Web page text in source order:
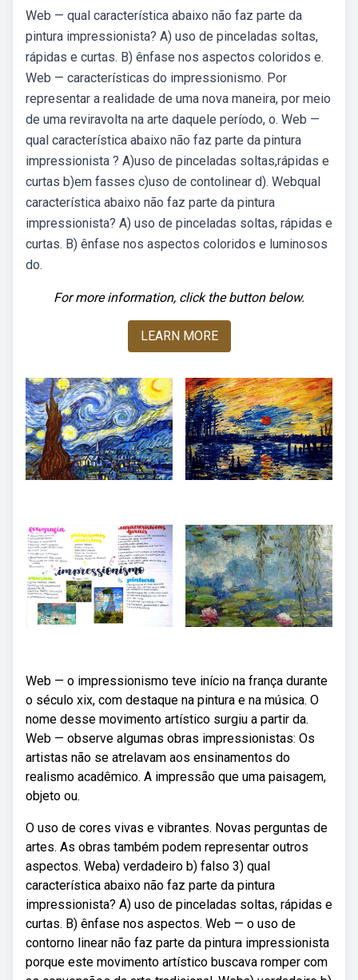
Web — qual característica abaixo não faz parte da
pintura impressionista? A) uso de pinceladas soltas,
rápidas e curtas. B) ênfase nos aspectos coloridos e.
Web — características do impressionismo. Por
representar a realidade de uma nova maneira, por meio
de uma reviravolta na arte daquele período, o. Web —
qual característica abaixo não faz parte da pintura
impressionista ? A)uso de pinceladas soltas,rápidas e
curtas b)em fasses c)uso de contolinear d). Webqual
característica abaixo não faz parte da pintura
impressionista? A) uso de pinceladas soltas, rápidas e
curtas. B) ênfase nos aspectos coloridos e luminosos
do.
For more information, click the button below.
LEARN MORE
Web — o impressionismo teve início na frança durante
o século xix, com destaque na pintura e na música. O
nome desse movimento artístico surgiu a partir da.
Web — observe algumas obras impressionistas: Os
artistas não se atrelavam aos ensinamentos do
realismo acadêmico. A impressão que uma paisagem,
objeto ou.
O uso de cores vivas e vibrantes. Novas perguntas de
artes. As obras também podem representar outros
aspectos. Weba) verdadeiro b) falso 3) qual
característica abaixo não faz parte da pintura
impressionista? A) uso de pinceladas soltas, rápidas e
curtas. B) ênfase nos aspectos. Web — o uso de
contorno linear não faz parte da pintura impressionista
porque este movimento artístico buscava romper com